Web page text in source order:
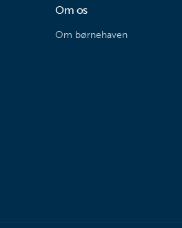
Om os
Om børnehaven